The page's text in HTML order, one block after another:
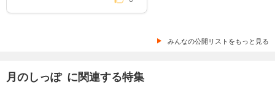
みんなの公開リストをもっと見る
月のしっぽ に関連する特集